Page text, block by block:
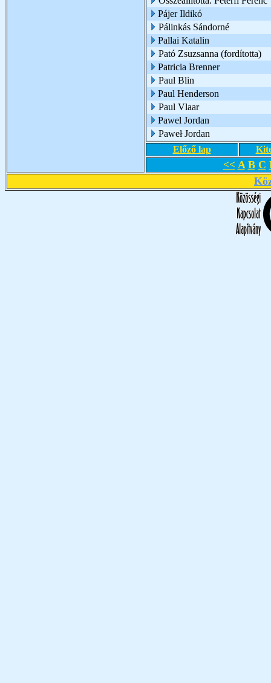
Pájer Ildikó
Pálinkás Sándorné
Pallai Katalin
Pató Zsuzsanna (fordította)
Patricia Brenner
Paul Blin
Paul Henderson
Paul Vlaar
Pawel Jordan
Paweł Jordan
Előző lap
<< A B C